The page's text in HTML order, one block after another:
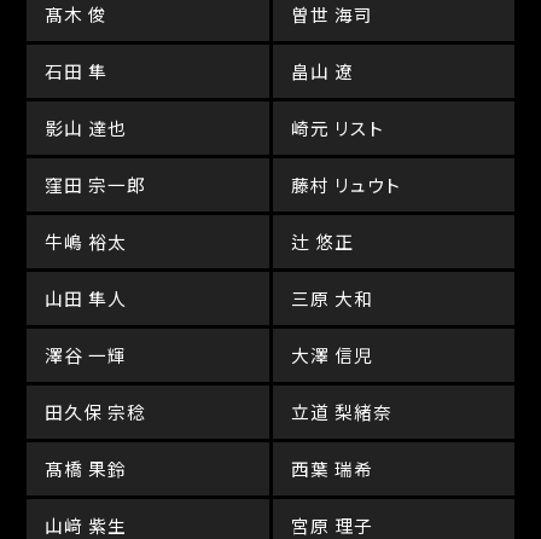
髙木 俊 曽世 海司
石田 隼 畠山 遼
影山 達也 崎元 リスト
窪田 宗一郎 藤村 リュウト
牛嶋 裕太 辻 悠正
山田 隼人 三原 大和
澤谷 一輝 大澤 信児
田久保 宗稔 立道 梨緒奈
髙橋 果鈴 西葉 瑞希
山﨑 紫生 宮原 理子